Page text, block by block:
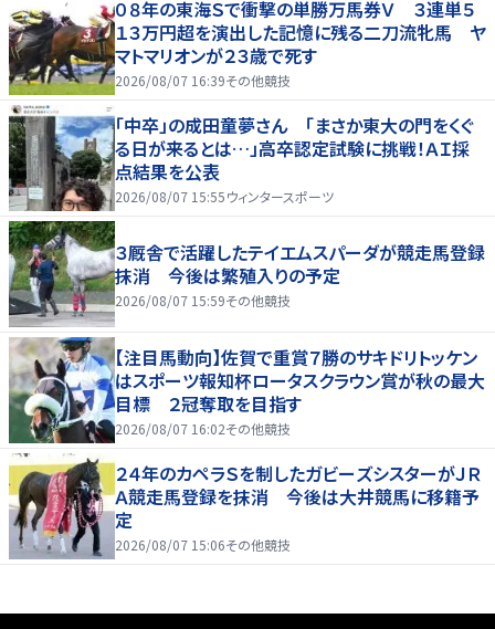
０８年の東海Ｓで衝撃の単勝万馬券Ｖ ３連単５
１３万円超を演出した記憶に残る二刀流牝馬 ヤ
マトマリオンが２３歳で死す
2026/08/07 16:39その他競技
「中卒」の成田童夢さん 「まさか東大の門をくぐ
る日が来るとは…」高卒認定試験に挑戦！ＡＩ採
点結果を公表
2026/08/07 15:55ウィンタースポーツ
３厩舎で活躍したテイエムスパーダが競走馬登録
抹消 今後は繁殖入りの予定
2026/08/07 15:59その他競技
【注目馬動向】佐賀で重賞７勝のサキドリトッケン
はスポーツ報知杯ロータスクラウン賞が秋の最大
目標 ２冠奪取を目指す
2026/08/07 16:02その他競技
２４年のカペラＳを制したガビーズシスターがＪＲ
Ａ競走馬登録を抹消 今後は大井競馬に移籍予
定
2026/08/07 15:06その他競技